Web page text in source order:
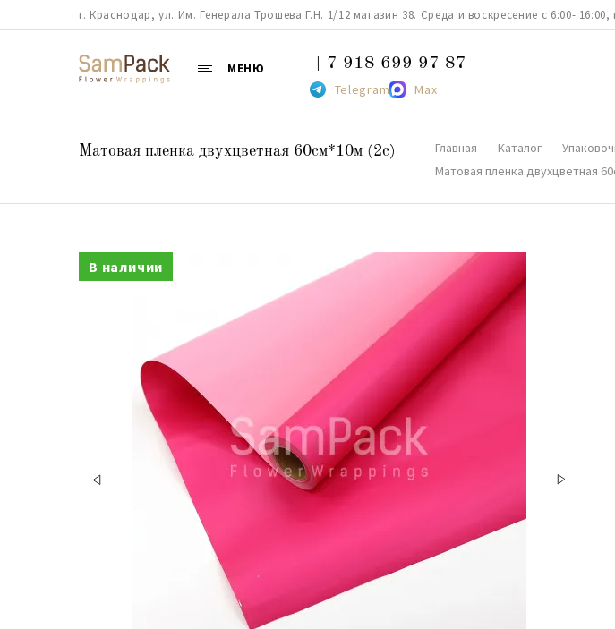
г. Краснодар, ул. Им. Генерала Трошева Г.Н. 1/12 магазин 38. Среда и воскресение с 6:00-
МЕНЮ +7 918 699 97 87
Telegram Max
Матовая пленка двухцветная 60см*10м (2c) Главная Каталог
Матовая пленка двухцветная
В наличии